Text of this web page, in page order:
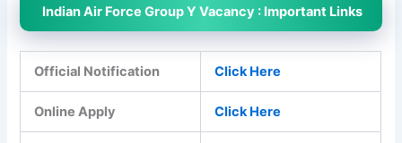
Indian Air Force Group Y Vacancy : Important Links
Official Notification Click Here
Online Apply Click Here